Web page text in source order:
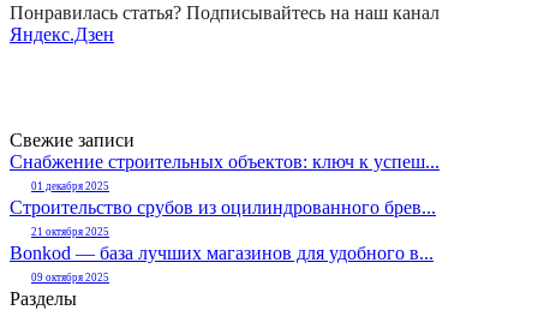
Понравилась статья? Подписывайтесь на наш канал
Яндекс.Дзен
Свежие записи
Снабжение строительных объектов: ключ к успеш...
01 декабря 2025
Строительство срубов из оцилиндрованного брев...
21 октября 2025
Bonkod — база лучших магазинов для удобного в...
09 октября 2025
Разделы